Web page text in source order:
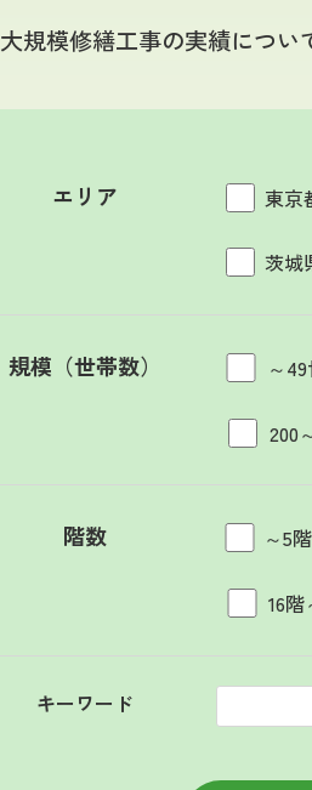
大規模修繕工事の実績につ
エリア 東京
茨城
規模（世帯数） ～
200
階数 ～5階
16
キーワード